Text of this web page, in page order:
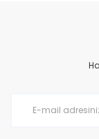
Ürün resmi
Ürün